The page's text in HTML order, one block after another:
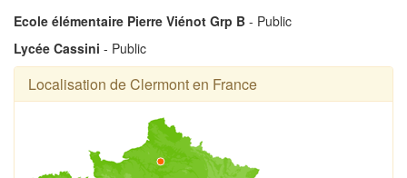
Ecole élémentaire Pierre Viénot Grp B - Public
Lycée Cassini - Public
Localisation de Clermont en France